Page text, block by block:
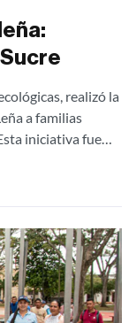
realizó la
a familias
iniciativa fue